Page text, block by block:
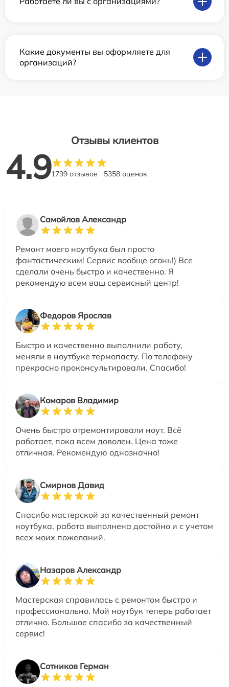
Какие документы вы оформляете для
организаций?
Отзывы клиентов
4.91799 отзывов 5358 оценок
Самойлов Александр
Ремонт моего ноутбука был просто
фантастическим! Сервис вообще огонь!) Все
сделали очень быстро и качественно. Я
рекомендую всем ваш сервисный центр!
Федоров Ярослав
Быстро и качественно выполнили работу,
меняли в ноутбуке термопасту. По телефону
прекрасно проконсультировали. Спасибо!
Комаров Владимир
Очень быстро отремонтировали ноут. Всё
работает, пока всем доволен. Цена тоже
отличная. Рекомендую однозначно!
Смирнов Давид
Спасибо мастерской за качественный ремонт
ноутбука, работа выполнена достойно и с учетом
всех моих пожеланий.
Назаров Александр
Мастерская справилась с ремонтом быстро и
профессионально. Мой ноутбук теперь работает
отлично. Большое спасибо за качественный
сервис!
Сотников Герман